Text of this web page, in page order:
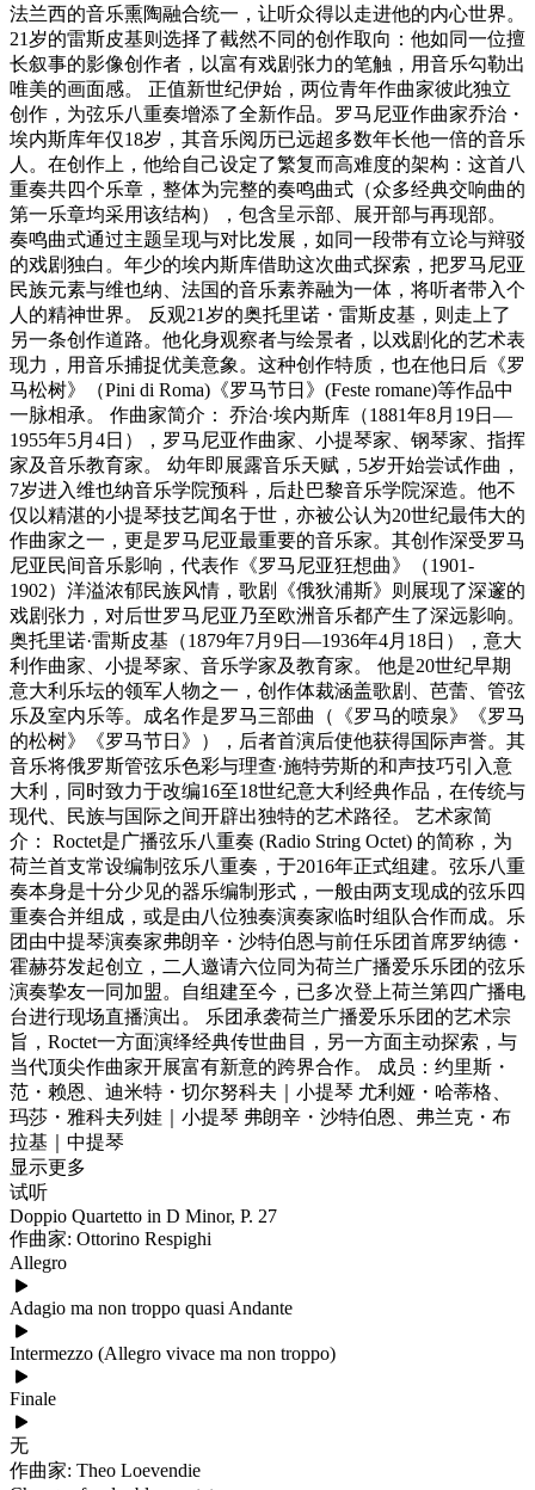
法兰西的音乐熏陶融合统一，让听众得以走进他的内心世界。
21岁的雷斯皮基则选择了截然不同的创作取向：他如同一位擅
长叙事的影像创作者，以富有戏剧张力的笔触，用音乐勾勒出
唯美的画面感。 正值新世纪伊始，两位青年作曲家彼此独立
创作，为弦乐八重奏增添了全新作品。罗马尼亚作曲家乔治・
埃内斯库年仅18岁，其音乐阅历已远超多数年长他一倍的音乐
人。在创作上，他给自己设定了繁复而高难度的架构：这首八
重奏共四个乐章，整体为完整的奏鸣曲式（众多经典交响曲的
第一乐章均采用该结构），包含呈示部、展开部与再现部。
奏鸣曲式通过主题呈现与对比发展，如同一段带有立论与辩驳
的戏剧独白。年少的埃内斯库借助这次曲式探索，把罗马尼亚
民族元素与维也纳、法国的音乐素养融为一体，将听者带入个
人的精神世界。 反观21岁的奥托里诺・雷斯皮基，则走上了
另一条创作道路。他化身观察者与绘景者，以戏剧化的艺术表
现力，用音乐捕捉优美意象。这种创作特质，也在他日后《罗
马松树》（Pini di Roma)《罗马节日》(Feste romane)等作品中
一脉相承。 作曲家简介： 乔治·埃内斯库（1881年8月19日—
1955年5月4日），罗马尼亚作曲家、小提琴家、钢琴家、指挥
家及音乐教育家。 幼年即展露音乐天赋，5岁开始尝试作曲，
7岁进入维也纳音乐学院预科，后赴巴黎音乐学院深造。他不
仅以精湛的小提琴技艺闻名于世，亦被公认为20世纪最伟大的
作曲家之一，更是罗马尼亚最重要的音乐家。其创作深受罗马
尼亚民间音乐影响，代表作《罗马尼亚狂想曲》（1901-
1902）洋溢浓郁民族风情，歌剧《俄狄浦斯》则展现了深邃的
戏剧张力，对后世罗马尼亚乃至欧洲音乐都产生了深远影响。
奥托里诺·雷斯皮基（1879年7月9日—1936年4月18日），意大
利作曲家、小提琴家、音乐学家及教育家。 他是20世纪早期
意大利乐坛的领军人物之一，创作体裁涵盖歌剧、芭蕾、管弦
乐及室内乐等。成名作是罗马三部曲（《罗马的喷泉》《罗马
的松树》《罗马节日》），后者首演后使他获得国际声誉。其
音乐将俄罗斯管弦乐色彩与理查·施特劳斯的和声技巧引入意
大利，同时致力于改编16至18世纪意大利经典作品，在传统与
现代、民族与国际之间开辟出独特的艺术路径。 艺术家简
介： Roctet是广播弦乐八重奏 (Radio String Octet) 的简称，为
荷兰首支常设编制弦乐八重奏，于2016年正式组建。弦乐八重
奏本身是十分少见的器乐编制形式，一般由两支现成的弦乐四
重奏合并组成，或是由八位独奏演奏家临时组队合作而成。乐
团由中提琴演奏家弗朗辛・沙特伯恩与前任乐团首席罗纳德・
霍赫芬发起创立，二人邀请六位同为荷兰广播爱乐乐团的弦乐
演奏挚友一同加盟。自组建至今，已多次登上荷兰第四广播电
台进行现场直播演出。 乐团承袭荷兰广播爱乐乐团的艺术宗
旨，Roctet一方面演绎经典传世曲目，另一方面主动探索，与
当代顶尖作曲家开展富有新意的跨界合作。 成员：约里斯・
范・赖恩、迪米特・切尔努科夫｜小提琴 尤利娅・哈蒂格、
玛莎・雅科夫列娃｜小提琴 弗朗辛・沙特伯恩、弗兰克・布
拉基｜中提琴
显示更多
试听
Doppio Quartetto in D Minor, P. 27
作曲家: Ottorino Respighi
Allegro
Adagio ma non troppo quasi Andante
Intermezzo (Allegro vivace ma non troppo)
Finale
无
作曲家: Theo Loevendie